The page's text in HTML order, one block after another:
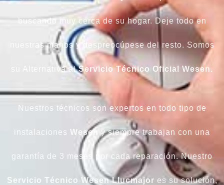
buscando muy cerca de su hogar. Deje todo en
nuestras manos y despreocúpese del resto. Somos
su Alternativa alServicio Técnico Oficial Wesen.
Nuestros técnicos son expertos en todo tipo de
instalaciones Wesen y siempre trabajan con una
garantía de 3 meses por cada reparación. Nuestro
Servicio Técnico Wesen Llucmajor es su solución,